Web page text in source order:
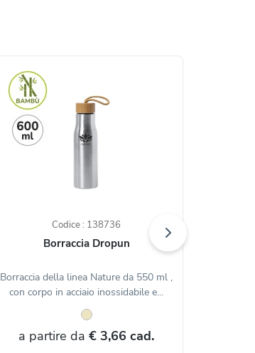
Codice : 138736
Borraccia Dropun
Borraccia della linea Nature da 550 ml ,
con corpo in acciaio inossidabile e...
a partire da € 3,66 cad.